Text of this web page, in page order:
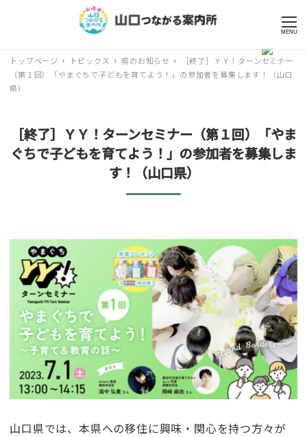
MENU
トップページ トピックス 県のお知らせ
［終了］ＹＹ！ターンセミナー
（第１回）「やまぐちで子どもを育てよう！」の参加者を募集します！（山口
県）
［終了］ＹＹ！ターンセミナー（第１回）「やま
ぐちで子どもを育てよう！」の参加者を募集しま
す！（山口県）
山口県では、本県への移住に興味・関心を持つ方々が